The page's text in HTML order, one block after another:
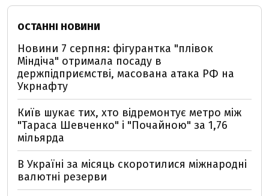
ОСТАННІ НОВИНИ
Новини 7 серпня: фігурантка "плівок
Міндіча" отримала посаду в
держпідприємстві, масована атака РФ на
Укрнафту
Київ шукає тих, хто відремонтує метро між
"Тараса Шевченко" і "Почайною" за 1,76
мільярда
В Україні за місяць скоротилися міжнародні
валютні резерви